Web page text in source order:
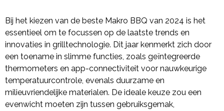
Bij het kiezen van de beste Makro BBQ van 2024 is het
essentieel om te focussen op de laatste trends en
innovaties in grilltechnologie. Dit jaar kenmerkt zich door
een toename in slimme functies, zoals geïntegreerde
thermometers en app-connectiviteit voor nauwkeurige
temperatuurcontrole, evenals duurzame en
milieuvriendelijke materialen. De ideale keuze zou een
evenwicht moeten zijn tussen gebruiksgemak,